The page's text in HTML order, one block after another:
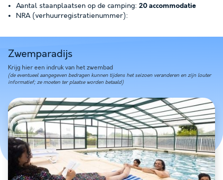
Aantal staanplaatsen op de camping: 20 accommodatie
NRA (verhuurregistratienummer):
Zwemparadijs
Krijg hier een indruk van het zwembad
(de eventueel aangegeven bedragen kunnen tijdens het seizoen veranderen en zijn louter
informatief; ze moeten ter plaatse worden betaald)